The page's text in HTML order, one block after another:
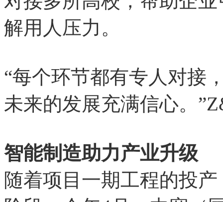
解用人压力。
“每个环节都有专人对接
未来的发展充满信心。
智能制造助力产业升级
随着项目一期工程的投